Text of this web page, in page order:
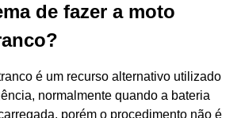
de fazer a moto
é um recurso alternativo utilizado
normalmente quando a bateria
porém o procedimento não é